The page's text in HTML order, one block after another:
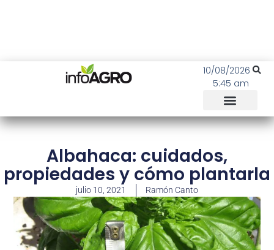
10/08/2026
5:45 am
Albahaca: cuidados,
propiedades y cómo plantarla
julio 10, 2021 Ramón Canto